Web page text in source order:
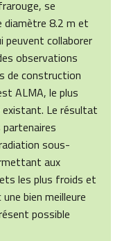
se
diamètre 8.2 m et
peuvent collaborer
observations
de construction
ALMA, le plus
Le résultat
partenaires
sous-
aux
les plus froids et
bien meilleure
possible